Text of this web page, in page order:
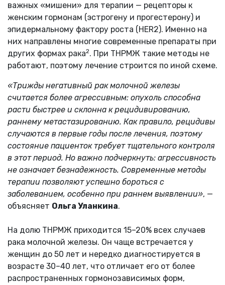
важных «мишени» для терапии — рецепторы к
женским гормонам (эстрогену и прогестерону) и
эпидермальному фактору роста (HER2). Именно на
них направлены многие современные препараты при
других формах рака2. При ТНРМЖ такие методы не
работают, поэтому лечение строится по иной схеме.
«Трижды негативный рак молочной железы
считается более агрессивным: опухоль способна
расти быстрее и склонна к рецидивированию,
раннему метастазированию. Как правило, рецидивы
случаются в первые годы после лечения, поэтому
состояние пациенток требует тщательного контроля
в этот период. Но важно подчеркнуть: агрессивность
не означает безнадежность. Современные методы
терапии позволяют успешно бороться с
заболеванием, особенно при раннем выявлении», —
объясняет Ольга Уланкина.
На долю ТНРМЖ приходится 15–20% всех случаев
рака молочной железы. Он чаще встречается у
женщин до 50 лет и нередко диагностируется в
возрасте 30–40 лет, что отличает его от более
распространенных гормонозависимых форм,